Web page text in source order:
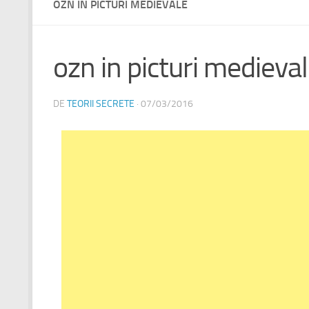
OZN IN PICTURI MEDIEVALE
ozn in picturi
DE TEORII SECRETE · 07/03/2016